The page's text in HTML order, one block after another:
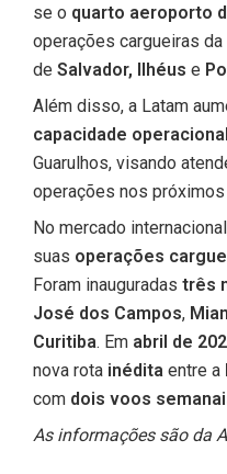
se o quarto aeroporto
operações cargueiras
de Salvador, Ilhéus e
Além disso, a Latam
capacidade operacional
Guarulhos, visando
operações nos próximos
No mercado
suas operações
Foram inauguradas três
José dos Campos,
Curitiba. Em abril de
nova rota inédita entre a
com dois voos
As informações são da